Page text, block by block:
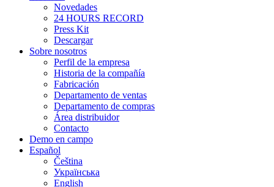
Novedades
24 HOURS RECORD
Press Kit
Descargar
Sobre nosotros
Perfil de la empresa
Historia de la compañía
Fabricación
Departamento de ventas
Departamento de compras
Área distribuidor
Contacto
Demo en campo
Español
Čeština
Українська
English